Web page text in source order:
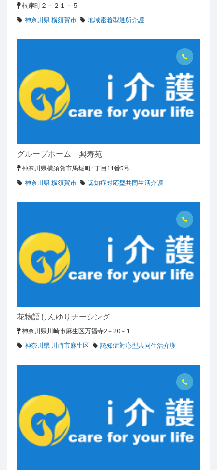
根岸町２－２１－５
神奈川県 横須賀市
地域密着型通所介護
グループホーム 興寿苑
神奈川県横須賀市馬堀町1丁目11番5号
神奈川県 横須賀市
認知症対応型共同生活介護
花物語しんゆりナーシング
神奈川県川崎市麻生区万福寺2－20－1
神奈川県 川崎市麻生区
認知症対応型共同生活介護